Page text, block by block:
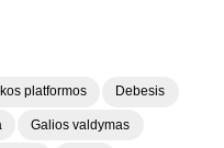
platformos Debesis
Galios valdymas